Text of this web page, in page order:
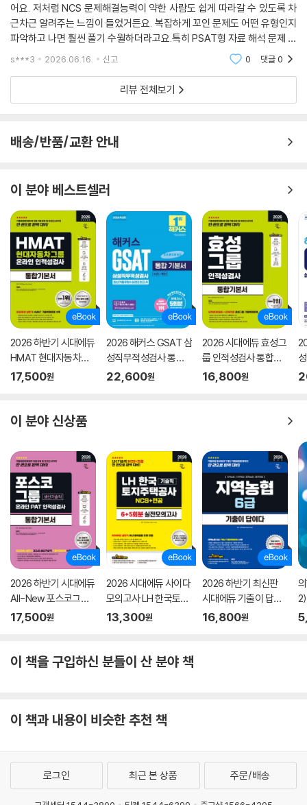
어요. 저처럼 NCS 문제해결능력이 약한 사람도 쉽게 따라갈 수 있도록 차
근차근 알려주는 느낌이 들었거든요. 복잡하게 꼬인 문제도 어떤 유형인지
파악하고 나면 훨씬 풀기 수월하더라고요.특히 PSAT형 자료 해석 문제 풀
이가 어려웠는데, 이 책으로 연습하면서 자료를 분석하고 계산하는 속도가
s***3 2026.06.16. 신고 0 댓글0
리뷰 전체보기
배송/반품/교환 안내
이 분야 베스트셀러
2026 하반기 시대에듀
HMAT 현대자동차그
룹 인적성검사 통합기
17,500원
2026 해커스 GSAT 삼
성직무적성검사 통합
기본서 최신기출유형
22,600원
2026 시대에듀 효성그
룹 인적성검사 통합기
본서
16,800원
이 분야 신상품
2026 하반기 시대에듀
All-New 포스코그룹
온라인 PAT 생산기술
17,500원
2026 시대에듀 사이다
모의고사 LH 한국토지
주택공사 기술직 NCS
13,300원
2026 하반기 최신판
시대에듀 기출이 답이
다 NCS 지역농협 6급
16,800원
이 책을 구입하신 분들이 산 분야 책
이 책과 내용이 비슷한 추천 책
로그인 최근 본 상품 주문/배송